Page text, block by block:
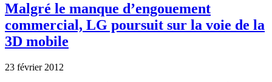
Malgré le manque d’engouement
commercial, LG poursuit sur la voie de la
3D mobile
23 février 2012